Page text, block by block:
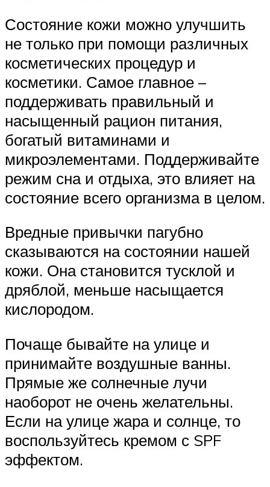
Состояние кожи можно улучшить
не только при помощи различных
косметических процедур и
косметики. Самое главное –
поддерживать правильный и
насыщенный рацион питания,
богатый витаминами и
микроэлементами. Поддерживайте
режим сна и отдыха, это влияет на
состояние всего организма в целом.
Вредные привычки пагубно
сказываются на состоянии нашей
кожи. Она становится тусклой и
дряблой, меньше насыщается
кислородом.
Почаще бывайте на улице и
принимайте воздушные ванны.
Прямые же солнечные лучи
наоборот не очень желательны.
Если на улице жара и солнце, то
воспользуйтесь кремом с SPF
эффектом.